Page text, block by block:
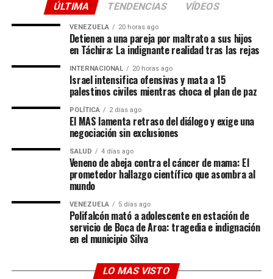
El ataque contra el buque iraní marca un punto de
inflexión peligroso en la expansión del conflicto hacia
rutas marítimas de vital importancia comercial. Lejos de
ceder ante la presión o modificar su postura logística,
Teherán ha preferido blindar sus acuerdos bilaterales.
Para gestionar las implicaciones de este incidente, los
Ministerios de Defensa de Rusia e Irán han establecido
un canal de contacto directo. Ambas naciones se
encuentran coordinando estrechamente la respuesta
táctica y diplomática ante esta incursión armada.
estrecho de Ormuzes considerado el cuello de
botella energético más crítico del mundo, por donde
transita una porción masiva del petróleo y gas global.
Garantizar un tránsito privilegiado a la flota rusa no
solo protege los intereses económicos de Moscú, sino
que reafirma el control geostratégico de Irán sobre esta
ÚLTIMA TENDENCIAS VÍDEOS
VENEZUELA 20 horas ago
Detienen a una pareja por maltrato a sus hijos
en Táchira: La indignante realidad tras las rejas
INTERNACIONAL 20 horas ago
Israel intensifica ofensivas y mata a 15
palestinos civiles mientras choca el plan de paz
POLÍTICA 2 días ago
El MAS lamenta retraso del diálogo y exige una
negociación sin exclusiones
SALUD 4 días ago
Veneno de abeja contra el cáncer de mama: El
prometedor hallazgo científico que asombra al
mundo
VENEZUELA 5 días ago
Polifalcón mató a adolescente en estación de
servicio de Boca de Aroa: tragedia e indignación
en el municipio Silva
LO MAS VISTO